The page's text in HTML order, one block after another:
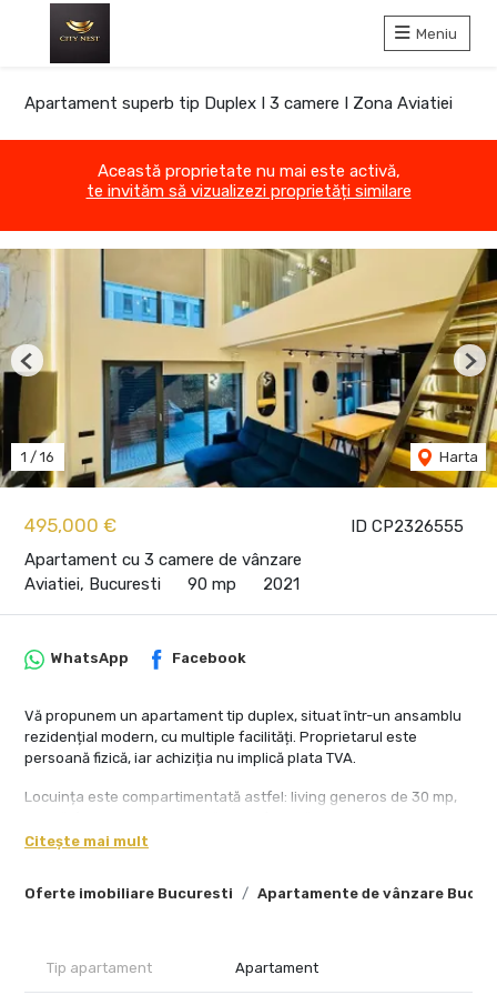
Meniu
Apartament superb tip Duplex I 3 camere I Zona Aviatiei
Această proprietate nu mai este activă,
te invităm să vizualizezi proprietăți similare
ID CP2326555
495,000 €
Apartament cu 3 camere de vânzare
Aviatiei, Bucuresti
90 mp 2021
1 / 16 Harta
Previous
Oferte imobiliare Bucuresti Apartamente de vânzare
WhatsApp Facebook
Vă propunem un apartament tip duplex, situat într-un ansamblu
rezidențial modern, cu multiple facilități. Proprietarul este
persoană fizică, iar achiziția nu implică plata TVA.
Locuința este compartimentată astfel: living generos de 30 mp,
bucătărie. Suprafața utilă este de 88,5 mp, la care se adaugă o
Apartamentul a fost achiziționat nefinisat, iar finisajele sunt
inclusiv un perete spectaculos de 5 metri înălțime, cu plăci de
Citește mai mult
Tip apartament Apartament